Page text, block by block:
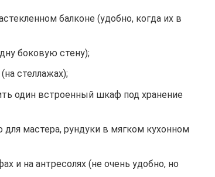
балконе (удобно, когда их в
боковую стену);
стеллажах);
один встроенный шкаф под хранение
для мастера, рундуки в мягком кухонном
и на антресолях (не очень удобно, но